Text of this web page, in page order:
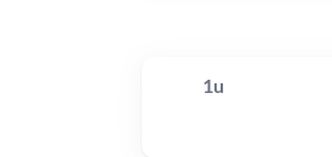
1u